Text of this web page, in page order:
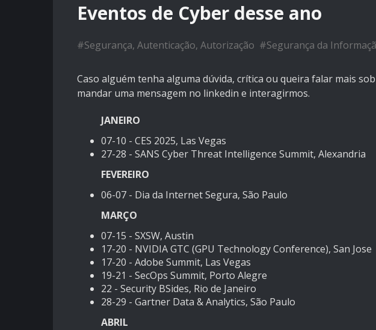
Eventos de Cyber desse ano
#Segurança, Autenticação, Autorização #Segurança da
Caso alguém tenha alguma dúvida, crítica ou queira falar mais
mandar uma mensagem no linkedin e interagirmos.
JANEIRO
07-10 - CES 2025, Las Vegas
27-28 - SANS Cyber Threat Intelligence Summit, Alexandria
FEVEREIRO
06-07 - Dia da Internet Segura, São Paulo
MARÇO
07-15 - SXSW, Austin
17-20 - NVIDIA GTC (GPU Technology Conference), San Jose
17-20 - Adobe Summit, Las Vegas
19-21 - SecOps Summit, Porto Alegre
22 - Security BSides, Rio de Janeiro
28-29 - Gartner Data & Analytics, São Paulo
ABRIL